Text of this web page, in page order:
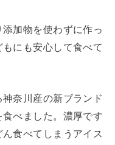
加物を使わずに作っ
にも安心して食べて
奈川産の新ブランド
べました。濃厚です
食べてしまうアイス